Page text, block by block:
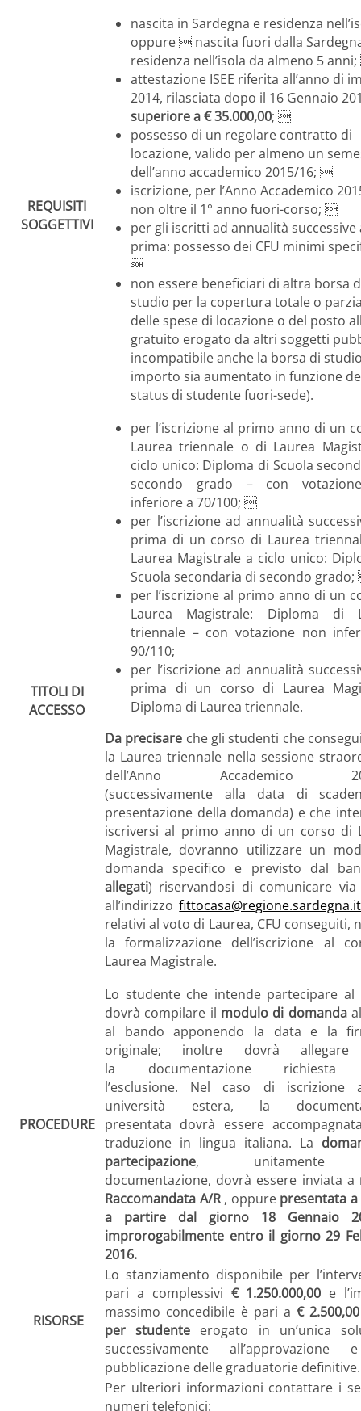
REQUISITI
SOGGETTIVI
nascita in Sardegna e residenza
oppure  nascita fuori dalla
residenza nell’isola da almeno 5
attestazione ISEE riferita all’anno di
2014, rilasciata dopo il 16 Gennaio
superiore a € 35.000,00; 
possesso di un regolare contratto di
locazione, valido per almeno un
dell’anno accademico 2015/16; 
iscrizione, per l’Anno Accademico
non oltre il 1° anno fuori-corso; 
per gli iscritti ad annualità successive
prima: possesso dei CFU minimi

non essere beneficiari di altra borsa
studio per la copertura totale o
delle spese di locazione o del posto
gratuito erogato da altri soggetti
incompatibile anche la borsa di
importo sia aumentato in funzione
status di studente fuori-sede).
TITOLI DI
ACCESSO
per l’iscrizione al primo anno di un
Laurea triennale o di Laurea
ciclo unico: Diploma di Scuola
secondo grado – con
inferiore a 70/100; 
per l’iscrizione ad annualità
prima di un corso di Laurea
Laurea Magistrale a ciclo unico:
Scuola secondaria di secondo
per l’iscrizione al primo anno di un
Laurea Magistrale: Diploma di
triennale – con votazione non
90/110;
per l’iscrizione ad annualità
prima di un corso di Laurea
Diploma di Laurea triennale.
Da precisare che gli studenti che
la Laurea triennale nella sessione
dell’Anno Accademico
(successivamente alla data di
presentazione della domanda) e che
iscriversi al primo anno di un corso di
Magistrale, dovranno utilizzare un
domanda specifico e previsto dal
allegati) riservandosi di comunicare via
all’indirizzofittocasa@regione.sardegna.it
relativi al voto di Laurea, CFU conseguiti,
la formalizzazione dell’iscrizione al
Laurea Magistrale.
PROCEDURE
Lo studente che intende partecipare al
dovrà compilare il modulo di domanda
al bando apponendo la data e la
originale; inoltre dovrà
la documentazione richiesta
l’esclusione. Nel caso di iscrizione
università estera, la
presentata dovrà essere
traduzione in lingua italiana. La
partecipazione, unitamente
documentazione, dovrà essere inviata a
Raccomandata A/R, oppure presentata
a partire dal giorno 18 Gennaio
improrogabilmente entro il giorno 29
2016.
RISORSE
Lo stanziamento disponibile per
pari a complessivi € 1.250.000,00 e
massimo concedibile è pari a €
per studente erogato in un’unica
successivamente all’approvazione
pubblicazione delle graduatorie definitive.
Per ulteriori informazioni contattare i
numeri telefonici: